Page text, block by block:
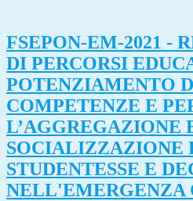
FSEPON-EM-2021 -
DI PERCORSI
POTENZIAMENTO
COMPETENZE E
L’AGGREGAZIONE
SOCIALIZZAZIONE
STUDENTESSE E
NELL'EMERGENZA